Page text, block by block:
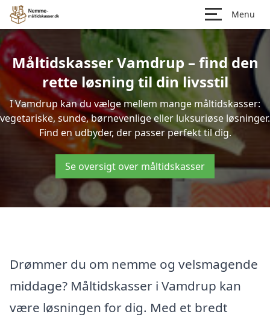
Menu
Måltidskasser Vamdrup – find den
rette løsning til din livsstil
I Vamdrup kan du vælge mellem mange måltidskasser:
vegetariske, sunde, børnevenlige eller luksuriøse løsninger.
Find en udbyder, der passer perfekt til dig.
Se oversigt over måltidskasser
Drømmer du om nemme og velsmagende
middage? Måltidskasser i Vamdrup kan
være løsningen for dig. Med et bredt